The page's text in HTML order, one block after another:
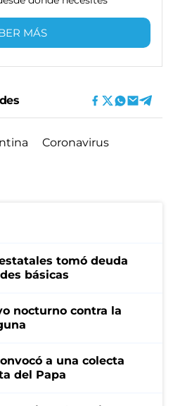
MÁS
Coronavirus
tomó deuda
básicas
nocturno contra la
a una colecta
del Papa